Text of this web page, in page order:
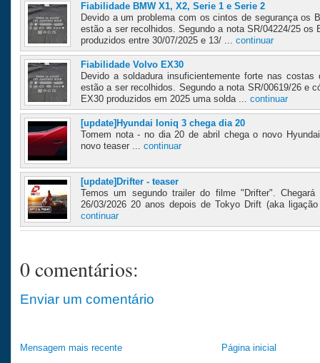
Fiabilidade BMW X1, X2, Serie 1 e Serie 2
Devido a um problema com os cintos de segurança os
estão a ser recolhidos. Segundo a nota SR/04224/25 os
produzidos entre 30/07/2025 e 13/ ... continuar
Fiabilidade Volvo EX30
Devido a soldadura insuficientemente forte nas
estão a ser recolhidos. Segundo a nota SR/00619/26 e
EX30 produzidos em 2025 uma solda ... continuar
[update]Hyundai Ioniq 3 chega dia 20
Tomem nota - no dia 20 de abril chega o novo
novo teaser ... continuar
[update]Drifter - teaser
Temos um segundo trailer do filme "Drifter".
26/03/2026 20 anos depois de Tokyo Drift (aka
continuar
0 comentários:
Enviar um comentário
Mensagem mais recente Página inicial